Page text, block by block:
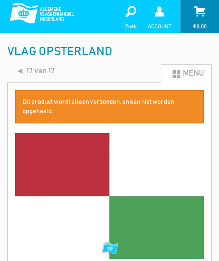
Zoek ACCOUNT €0,00
VLAG OPSTERLAND
17 van 17 MENU
Dit product wordt alleen verzonden, en kan niet worden
opgehaald.